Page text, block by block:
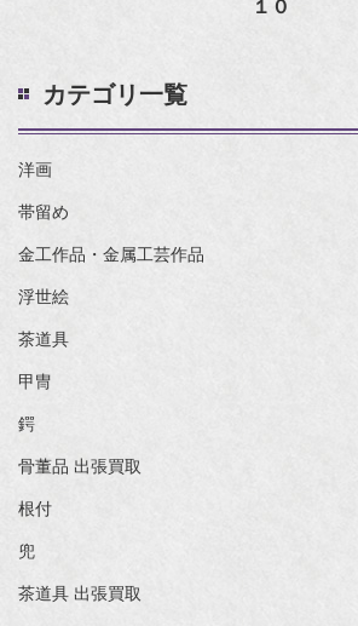
１０
カテゴリ一覧
洋画
帯留め
金工作品・金属工芸作品
浮世絵
茶道具
甲冑
鍔
骨董品 出張買取
根付
兜
茶道具 出張買取